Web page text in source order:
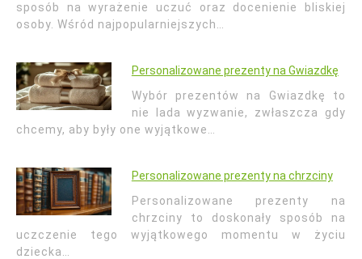
sposób na wyrażenie uczuć oraz docenienie bliskiej
osoby. Wśród najpopularniejszych…
Personalizowane prezenty na Gwiazdkę
Wybór prezentów na Gwiazdkę to
nie lada wyzwanie, zwłaszcza gdy
chcemy, aby były one wyjątkowe…
Personalizowane prezenty na chrzciny
Personalizowane prezenty na
chrzciny to doskonały sposób na
uczczenie tego wyjątkowego momentu w życiu
dziecka…